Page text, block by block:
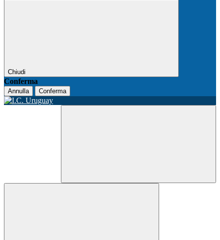
Chiudi
Conferma
Annulla Conferma